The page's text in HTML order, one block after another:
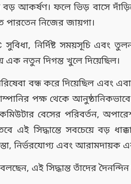
আকর্ষণ। ফলে ভিড় বাসে
পারতেন নিজের জায়গা।
সুবিধা, নির্দিষ্ট সময়সূচি এবং
এক নতুন দিগন্ত খুলে দিয়েছিল।
বন্ধ করে দিয়েছিল এবং
পক্ষ থেকে
বেসের পরিবর্তন,
এই সিদ্ধান্তে সবচেয়ে বড়
নির্ভরযোগ্য এবং আরামদায়ক
এই সিদ্ধান্ত তাঁদের